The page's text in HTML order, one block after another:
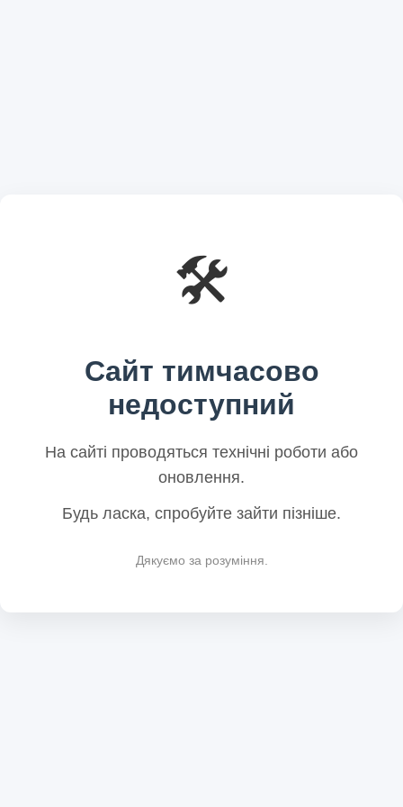
🛠️
Сайт тимчасово
недоступний
На сайті проводяться технічні роботи або
оновлення.
Будь ласка, спробуйте зайти пізніше.
Дякуємо за розуміння.